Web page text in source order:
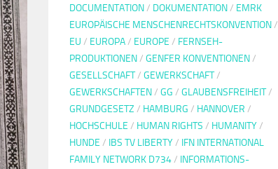
DOCUMENTATION/ DOKUMENTATION/ EMRK
EUROPÄISCHE MENSCHENRECHTSKONVENTION/
EU / EUROPA/ EUROPE / FERNSEH-
PRODUKTIONEN/ GENFER KONVENTIONEN/
GESELLSCHAFT/ GEWERKSCHAFT/
GEWERKSCHAFTEN/ GG / GLAUBENSFREIHEIT/
GRUNDGESETZ / HAMBURG / HANNOVER /
HOCHSCHULE / HUMAN RIGHTS / HUMANITY/
HUNDE / IBS TV LIBERTY/ IFN INTERNATIONAL
FAMILY NETWORK D734/ INFORMATIONS-